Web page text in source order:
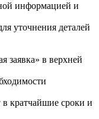
информацией и
уточнения деталей
заявка» в верхней
кратчайшие сроки и